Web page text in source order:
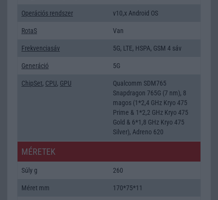
Operációs rendszer v10,x Android OS
RotaS Van
Frekvenciasáv 5G, LTE, HSPA, GSM 4 sáv
Generáció 5G
ChipSet, CPU, GPU
Qualcomm SDM765
Snapdragon 765G (7 nm), 8
magos (1*2,4 GHz Kryo 475
Prime & 1*2,2 GHz Kryo 475
Gold & 6*1,8 GHz Kryo 475
Silver), Adreno 620
MÉRETEK
Súly g 260
Méret mm 170*75*11